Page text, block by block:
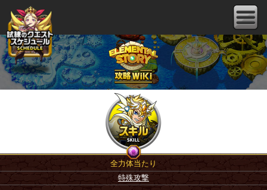
全力体当たり
特殊攻撃